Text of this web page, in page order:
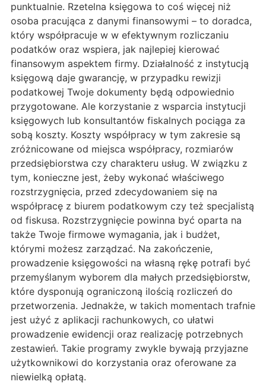
punktualnie. Rzetelna księgowa to coś więcej niż
osoba pracująca z danymi finansowymi – to doradca,
który współpracuje w w efektywnym rozliczaniu
podatków oraz wspiera, jak najlepiej kierować
finansowym aspektem firmy. Działalność z instytucją
księgową daje gwarancję, w przypadku rewizji
podatkowej Twoje dokumenty będą odpowiednio
przygotowane. Ale korzystanie z wsparcia instytucji
księgowych lub konsultantów fiskalnych pociąga za
sobą koszty. Koszty współpracy w tym zakresie są
zróżnicowane od miejsca współpracy, rozmiarów
przedsiębiorstwa czy charakteru usług. W związku z
tym, konieczne jest, żeby wykonać właściwego
rozstrzygnięcia, przed zdecydowaniem się na
współpracę z biurem podatkowym czy też specjalistą
od fiskusa. Rozstrzygnięcie powinna być oparta na
także Twoje firmowe wymagania, jak i budżet,
którymi możesz zarządzać. Na zakończenie,
prowadzenie księgowości na własną rękę potrafi być
przemyślanym wyborem dla małych przedsiębiorstw,
które dysponują ograniczoną ilością rozliczeń do
przetworzenia. Jednakże, w takich momentach trafnie
jest użyć z aplikacji rachunkowych, co ułatwi
prowadzenie ewidencji oraz realizację potrzebnych
zestawień. Takie programy zwykle bywają przyjazne
użytkownikowi do korzystania oraz oferowane za
niewielką opłatą.